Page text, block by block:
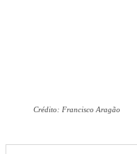
Crédito: Francisco Aragão